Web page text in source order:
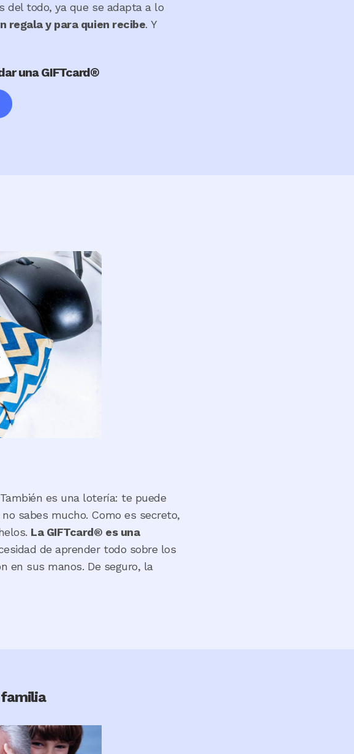
del todo, ya que se adapta a lo
regala y para quien recibe. Y
una GIFTcard®
es una lotería: te puede
sabes mucho. Como es secreto,
La GIFTcard® es una
de aprender todo sobre los
en sus manos. De seguro, la